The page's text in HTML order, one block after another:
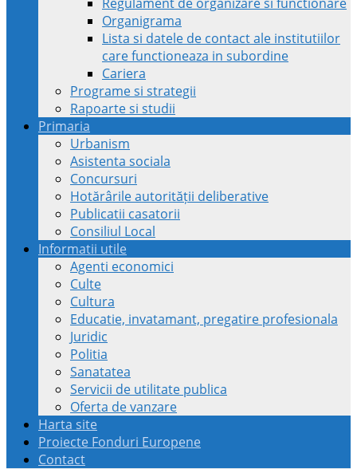
Organigrama
Lista si datele de contact ale institutiilor
care functioneaza in subordine
Cariera
Programe si strategii
Rapoarte si studii
Primaria
Urbanism
Asistenta sociala
Concursuri
Hotărârile autorității deliberative
Publicatii casatorii
Consiliul Local
Informatii utile
Agenti economici
Culte
Cultura
Educatie, invatamant, pregatire profesionala
Juridic
Politia
Sanatatea
Servicii de utilitate publica
Oferta de vanzare
Harta site
Proiecte Fonduri Europene
Contact